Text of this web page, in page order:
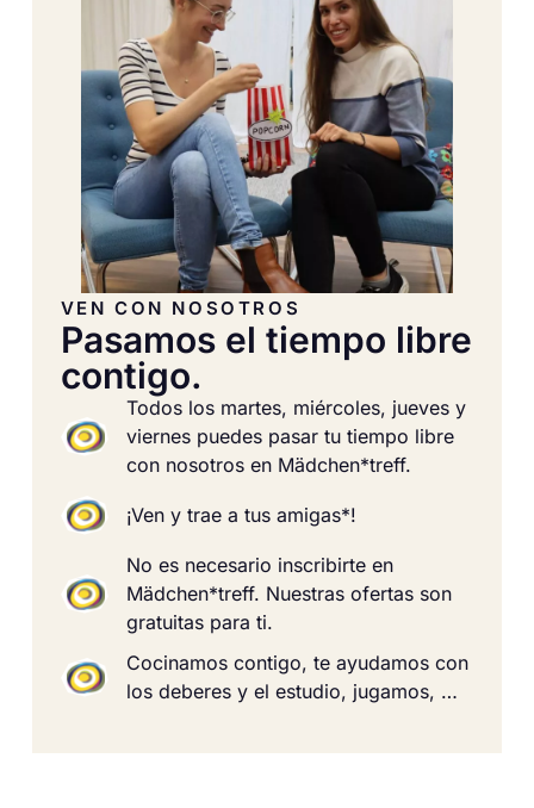
VEN CON NOSOTROS
Pasamos el tiempo libre
contigo.
Todos los martes, miércoles, jueves y
viernes puedes pasar tu tiempo libre
con nosotros en Mädchen*treff.
¡Ven y trae a tus amigas*!
No es necesario inscribirte en
Mädchen*treff. Nuestras ofertas son
gratuitas para ti.
Cocinamos contigo, te ayudamos con
los deberes y el estudio, jugamos, …